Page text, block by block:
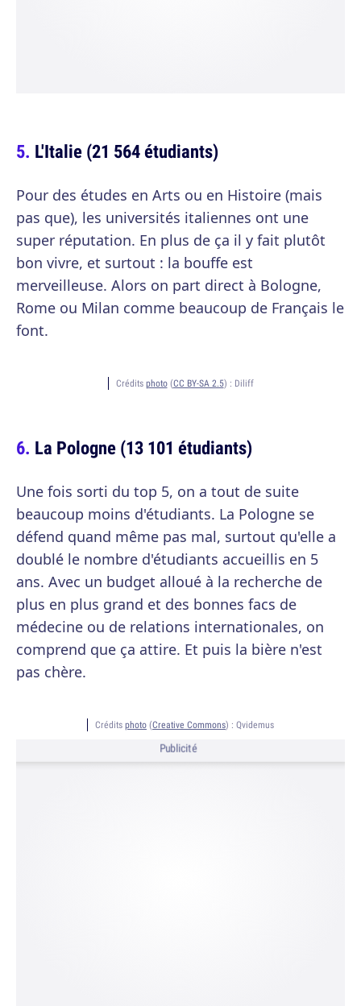
L'Italie (21 564 étudiants)
Pour des études en Arts ou en Histoire (mais
pas que), les universités italiennes ont une
super réputation. En plus de ça il y fait plutôt
bon vivre, et surtout : la bouffe est
merveilleuse. Alors on part direct à Bologne,
Rome ou Milan comme beaucoup de Français le
font.
Crédits photo(CC BY-SA 2.5) : Diliff
La Pologne (13 101 étudiants)
Une fois sorti du top 5, on a tout de suite
beaucoup moins d'étudiants. La Pologne se
défend quand même pas mal, surtout qu'elle a
doublé le nombre d'étudiants accueillis en 5
ans. Avec un budget alloué à la recherche de
plus en plus grand et des bonnes facs de
médecine ou de relations internationales, on
comprend que ça attire. Et puis la bière n'est
pas chère.
Crédits photo (Creative Commons) : Qvidemus
Publicité